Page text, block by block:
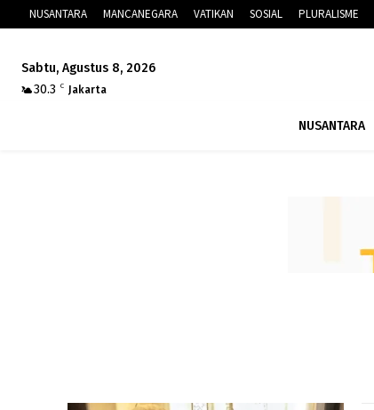
NUSANTARA MANCANEGARA VATIKAN SOSIAL PLURALISME
Sabtu, Agustus 8, 2026
30.3
C Jakarta
NUSANTARA